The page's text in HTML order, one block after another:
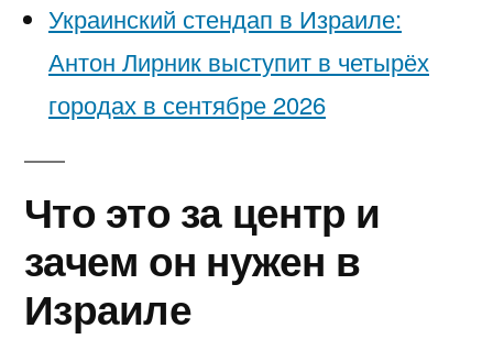
Украинский стендап в Израиле:
Антон Лирник выступит в четырёх
городах в сентябре 2026
Что это за центр и
зачем он нужен в
Израиле